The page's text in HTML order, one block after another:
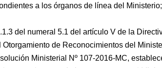
a los órganos de línea del Ministerio;
del numeral 5.1 del artículo V de la
de Reconocimientos del
Ministerial Nº 107-2016-MC,